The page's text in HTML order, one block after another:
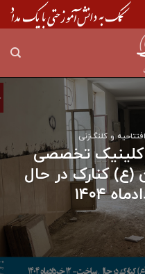
و کلنگ‌زنی
کلینیک تخصصی
(ع) کنارک در حال